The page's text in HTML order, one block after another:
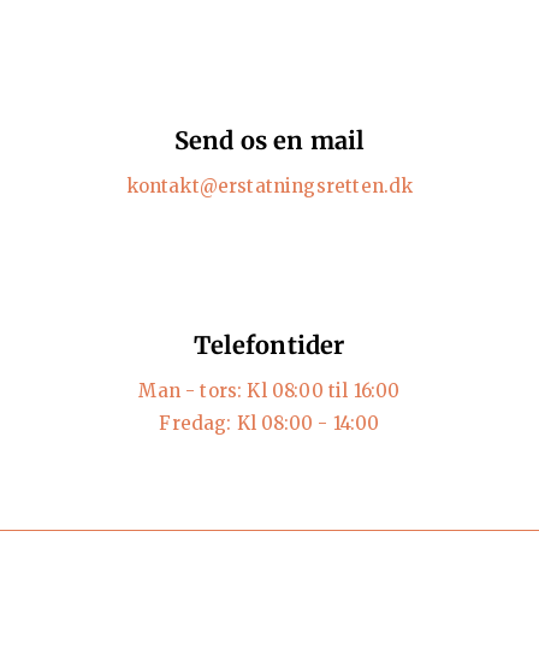
Send os en mail
kontakt@erstatningsretten.dk
Telefontider
Man - tors: Kl 08:00 til 16:00
Fredag: Kl 08:00 - 14:00